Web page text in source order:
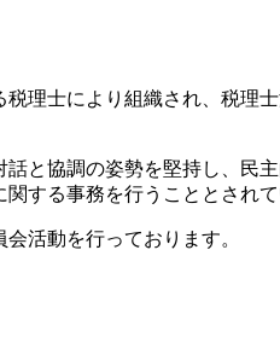
理士により組織され、税理
と協調の姿勢を堅持し、民
する事務を行うこととされて
活動を行っております。